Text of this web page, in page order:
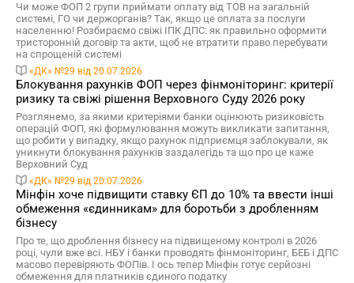
Чи може ФОП 2 групи приймати оплату від ТОВ на загальній
системі, ГО чи держорганів? Так, якщо це оплата за послуги
населенню! Розбираємо свіжі ІПК ДПС: як правильно оформити
тристоронній договір та акти, щоб не втратити право перебувати
на спрощеній системі
«ДК» №29 від 20.07.2026
Блокування рахунків ФОП через фінмоніторинг: критерії
ризику та свіжі рішення Верховного Суду 2026 року
Розглянемо, за якими критеріями банки оцінюють ризиковість
операцій ФОП, які формулювання можуть викликати запитання,
що робити у випадку, якщо рахунок підприємця заблокували, як
уникнути блокування рахунків заздалегідь та що про це каже
Верховний Суд
«ДК» №29 від 20.07.2026
Мінфін хоче підвищити ставку ЄП до 10% та ввести інші
обмеження «єдинникам» для боротьби з дробленням
бізнесу
Про те, що дроблення бізнесу на підвищеному контролі в 2026
році, чули вже всі. НБУ і банки проводять фінмоніторинг, БЕБ і ДПС
масово перевіряють ФОПів. І ось тепер Мінфін готує серйозні
обмеження для платників єдиного податку